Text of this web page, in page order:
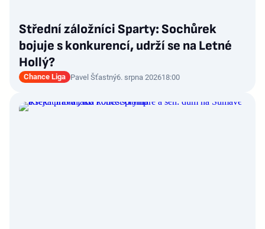
Střední záložníci Sparty: Sochůrek
bojuje s konkurencí, udrží se na Letné
Hollý?
Chance Liga Pavel Šťastný6. srpna 202618:00